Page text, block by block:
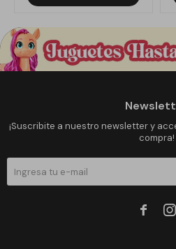
¡Suscribite a nuestro newsletter y
compra!
 